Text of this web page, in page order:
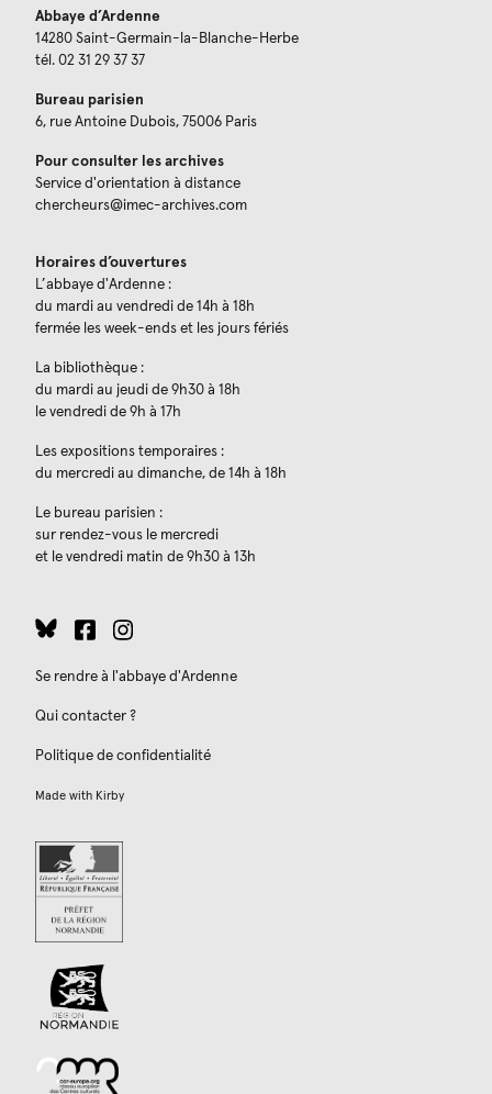
Abbaye d’Ardenne
14280 Saint-Germain-la-Blanche-Herbe
tél. 02 31 29 37 37
Bureau parisien
6, rue Antoine Dubois, 75006 Paris
Pour consulter les archives
Service d'orientation à distance
chercheurs@imec-archives.com
Horaires d’ouvertures
L’abbaye d'Ardenne :
du mardi au vendredi de 14h à 18h
fermée les week-ends et les jours fériés
La bibliothèque :
du mardi au jeudi de 9h30 à 18h
le vendredi de 9h à 17h
Les expositions temporaires :
du mercredi au dimanche, de 14h à 18h
Le bureau parisien :
sur rendez-vous le mercredi
et le vendredi matin de 9h30 à 13h
Se rendre à l'abbaye d'Ardenne
Qui contacter ?
Politique de confidentialité
Made with Kirby